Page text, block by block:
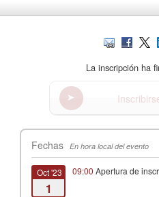
La inscripción ha
Fechas En hora local del evento
Oct '23
1
09:00 Apertura de